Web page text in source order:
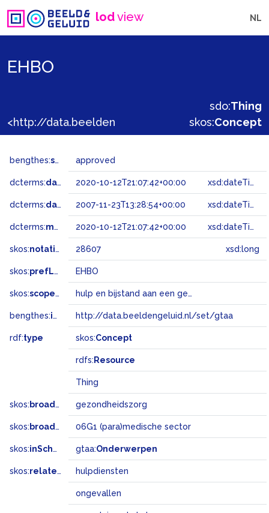
lodview NL
EHBO
sdo:Thing
skos:Concept
bengthes:status approved
dcterms:dateAccepted 2020-10-12T21:07:42+00:00 xsd:dateTime
dcterms:dateSubmitted 2007-11-23T13:28:54+00:00 xsd:dateTime
dcterms:modified 2020-10-12T21:07:42+00:00 xsd:dateTime
skos:notation 28607 xsd:long
skos:prefLabel EHBO
skos:scopeNote hulp en bijstand aan een getroffene verleend door omstanders in afwachting van deskundige hulp
bengthes:inSet http://data.beeldengeluid.nl/set/gtaa
rdf:type skos:Concept
rdfs: Resource
Thing
skos: broader gezondheidszorg
skos: broadMatch 06G1 (para)medische sector
skos:inScheme gtaa:Onderwerpen
skos:related hulpdiensten
ongevallen